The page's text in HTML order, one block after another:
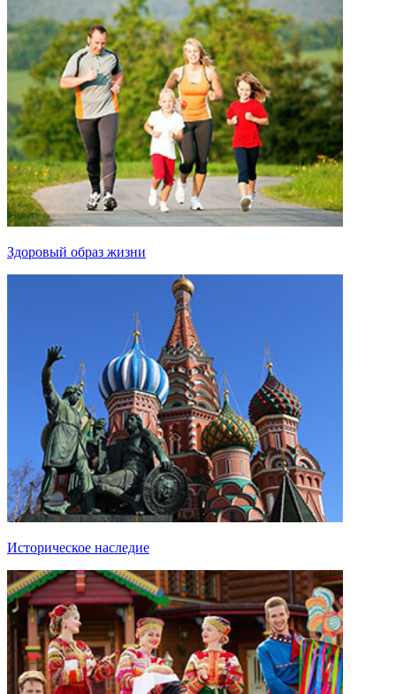
Здоровый образ жизни
Историческое наследие